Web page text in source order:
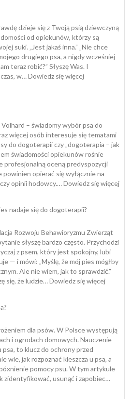
dzieje się z Twoją psią dziewczyną
od opiekunów, którzy są
suki. „Jest jakaś inna.” „Nie chce
drugiego psa, a nigdy wcześniej
teraz robić?” Słyszę Was. I
w…Dowiedz się więcej:
– świadomy wybór psa do
więcej osób interesuje się tematami
do dogoterapii czy „dogoterapia – jak
świadomości opiekunów rośnie
profesjonalną oceną predyspozycji
powinien opierać się wyłącznie na
opinii hodowcy.…Dowiedz się więcej:
nadaje się do dogoterapii?
Rozwoju Behawioryzmu Zwierząt
słyszę bardzo często. Przychodzi
z psem, który jest spokojny, lubi
— i mówi: „Myślę, że mój pies mógłby
Ale nie wiem, jak to sprawdzić.”
się, że ludzie…Dowiedz się więcej:
pies
nadaje
do
dla psów. W Polsce występują
i ogrodach domowych. Nauczenie
psa, to klucz do ochrony przed
wie, jak rozpoznać kleszcza u psa, a
pomocy psu. W tym artykule
zidentyfikować, usunąć i zapobiec…